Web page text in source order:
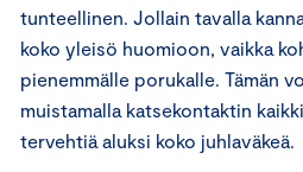
tunteellinen. Jollain tavalla
koko yleisö huomioon, vaikka
pienemmälle porukalle. Tämän
muistamalla katsekontaktin
tervehtiä aluksi koko juhlaväkeä.